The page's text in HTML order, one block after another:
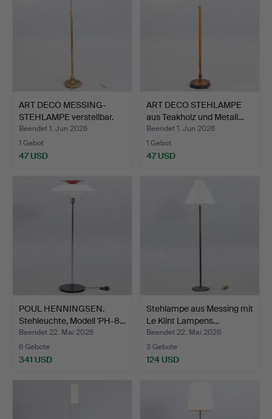
ART DECO MESSING-
STEHLAMPE verstellbar.
Er…
Beendet 1. Jun 2026
1 Gebot
47 USD
ART DECO STEHLAMPE
aus Teakholz und Metall…
Beendet 1. Jun 2026
1 Gebot
47 USD
POUL HENNINGSEN.
Stehleuchte, Modell 'PH-8…
Beendet 22. Mai 2026
6 Gebote
341 USD
Stehlampe aus Messing mit
Le Klint Lampens…
Beendet 22. Mai 2026
3 Gebote
124 USD